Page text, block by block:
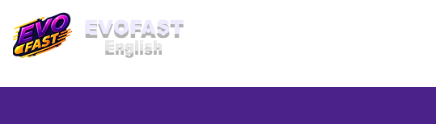
​EVOFAST
English